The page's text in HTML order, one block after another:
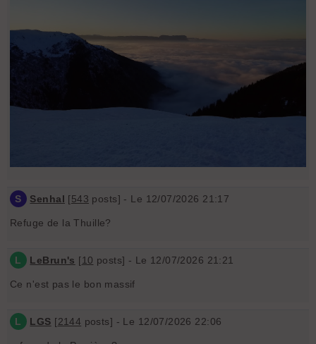
S Senhal [543 posts] - Le 12/07/2026 21:17
Refuge de la Thuille?
L LeBrun's [10 posts] - Le 12/07/2026 21:21
Ce n'est pas le bon massif
L LGS [2144 posts] - Le 12/07/2026 22:06